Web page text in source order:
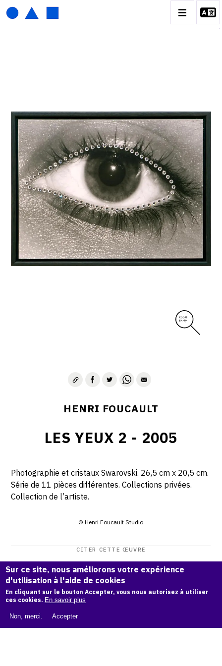
BIOGRAPHIE
CATALOGUE DES OEUVRES
01_SCULPTURE
02_PHOTOGRAPHIQUE
03_COLLAGES
04_DESSINS
05_MONOTYPE
06_ARCHIVES
CONTACT
HENRI FOUCAULT
LES YEUX 2 - 2005
Photographie et cristaux Swarovski. 26,5 cm x 20,5 cm.
Série de 11 pièces différentes. Collections privées.
Collection de l’artiste.
© Henri Foucault Studio
CITER CETTE ŒUVRE
Henri Foucault,Les yeux 2 - 2005.
Catalogue raisonné Henri Foucault
, OAM.
n3
Sur ce site, nous améliorons votre expérience
d'utilisation à l'aide de cookies
En cliquant sur le bouton Accepter, vous nous autorisez à utiliser
ces cookies. En savoir plus
Non, merci. Accepter